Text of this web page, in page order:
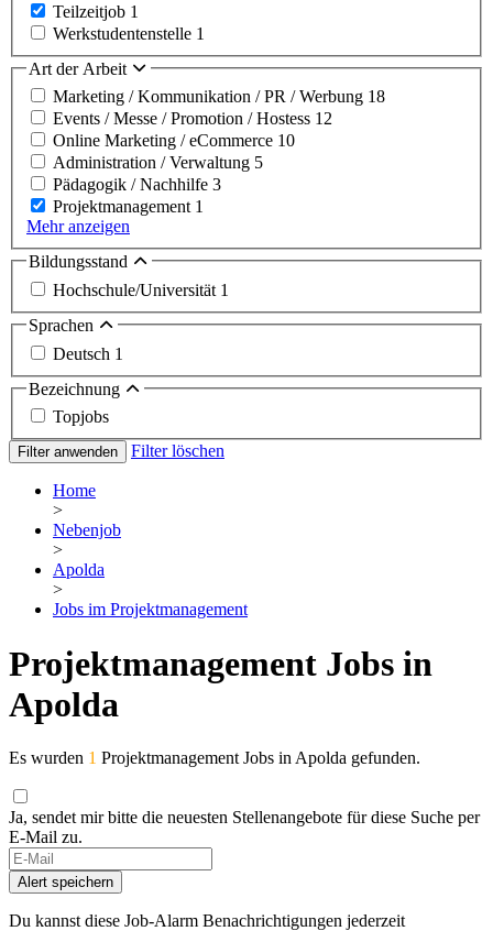
Teilzeitjob 1
Werkstudentenstelle 1
Art der Arbeit
Marketing / Kommunikation / PR / Werbung 18
Events / Messe / Promotion / Hostess 12
Online Marketing / eCommerce 10
Administration / Verwaltung 5
Pädagogik / Nachhilfe 3
Projektmanagement 1
Mehr anzeigen
Bildungsstand
Hochschule/Universität 1
Sprachen
Deutsch 1
Bezeichnung
Topjobs
Filter anwenden Filter löschen
Home
>
Nebenjob
>
Apolda
>
Jobs im Projektmanagement
Projektmanagement Jobs in
Apolda
Es wurden 1 Projektmanagement Jobs in Apolda gefunden.
Ja, sendet mir bitte die neuesten Stellenangebote für diese Suche per
E-Mail zu.
Alert speichern
Du kannst diese Job-Alarm Benachrichtigungen jederzeit